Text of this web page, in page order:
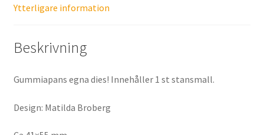
Ytterligare information
Beskrivning
Gummiapans egna dies! Innehåller 1 st stansmall.
Design: Matilda Broberg